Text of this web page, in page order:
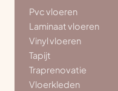
Pvc vloeren
Laminaat vloeren
Vinyl vloeren
Tapijt
Traprenovatie
Vloerkleden